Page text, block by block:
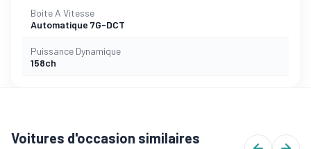
Boite A Vitesse
Automatique 7G-DCT
Puissance Dynamique
158ch
Voitures d'occasion similaires